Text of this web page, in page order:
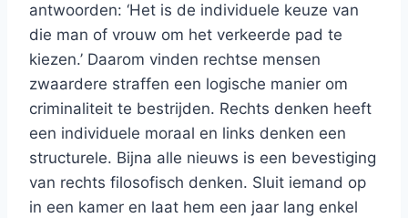
antwoorden: ‘Het is de individuele keuze van
die man of vrouw om het verkeerde pad te
kiezen.’ Daarom vinden rechtse mensen
zwaardere straffen een logische manier om
criminaliteit te bestrijden. Rechts denken heeft
een individuele moraal en links denken een
structurele. Bijna alle nieuws is een bevestiging
van rechts filosofisch denken. Sluit iemand op
in een kamer en laat hem een jaar lang enkel